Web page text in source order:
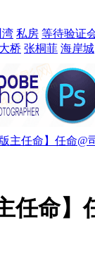
湾 私房 等待验证
桥 张桐菲 海岸城
版主任命】任命
任命